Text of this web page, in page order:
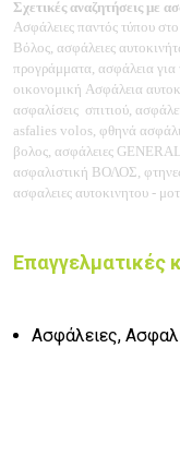
Σχετικές αναζητήσεις με
Ασφάλειες παντός τύπου
Βόλος, ασφάλειες
προγράμματα, ασφάλεια
οικονομική Ασφάλεια
ασφαλίσεις σπιτιού,
asfalies volos, φθηνά
βολος, ασφάλειες
ασφαλιστική ΒΟΛΟΣ,
ασφαλειες αυτοκινητου -
Επαγγελματικές
Ασφάλειες,